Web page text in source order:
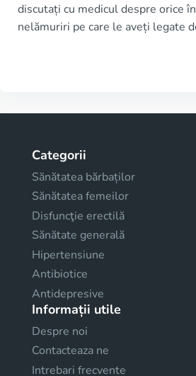
discutați cu medicul despre orice
nelămuriri pe care le aveți legate
Categorii
Sănătatea bărbaților
Sănătatea femeilor
Disfuncţie erectilă
Sănătate generală
Hipertensiune
Antibiotice
Antidepresive
Informații utile
Despre noi
Contacteaza ne
Intrebari frecvente